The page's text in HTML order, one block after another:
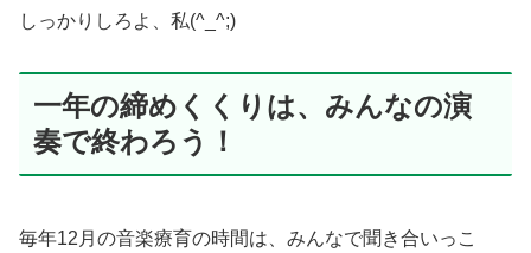
しっかりしろよ、私(^_^;)
一年の締めくくりは、みんなの演
奏で終わろう！
毎年12月の音楽療育の時間は、みんなで聞き合いっこ